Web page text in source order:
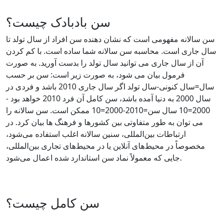
سن بادبادک چیست؟
سن سالانه مفهومی است که نشان دهنده سن افراد از سال تولد تا
سال جاری است. محاسبه سن سالانه شما ساده است. با کم کردن
آن از سال جاری می توانید سال تولد را بدست آورید. به صورت
فرمول بیان می شود، به صورت زیر است: سن بر حسب
سال=سال کنونی-سال تولد اگر سال جاری 2010 باشد و فردی در
سال 2000 به دنیا آمده باشد، سن کامل آن فرد 2010 خواهد بود -
2000=10 سال سن=2010-2000=10 ممکن است. سن سالانه را
می توان به طور متفاوتی بین کشورها و فرهنگ ها بیان کرد. در
ارتباطات بین‌المللی، سنین سالانه اغلب استفاده می‌شود،
مخصوصاً در محیط‌های آنلاین یا در محیط‌های تجاری بین‌المللی،
جایی که معمولاً نماد سن استاندارد شده اعمال می‌شود.
سن کامل چیست؟